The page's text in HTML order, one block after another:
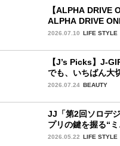
【ALPHA DRIVE
ALPHA DRIVE
YOKOHAMA」1日
2026.07.10 LIFE STYLE
【J’s Picks】J-
でも、いちばん大
ン夏の必需品〉
2026.07.24 BEAUTY
JJ「第2回ソロデ
プリの鍵を握る“
ファイナリストの
2026.05.22 LIFE STYLE